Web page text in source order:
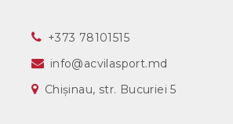
‎+373 78101515
info@acvilasport.md
Chișinau, str. Bucuriei 5